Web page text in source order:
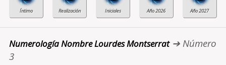
Numerología Nombre Lourdes Montserrat➔ Número
3